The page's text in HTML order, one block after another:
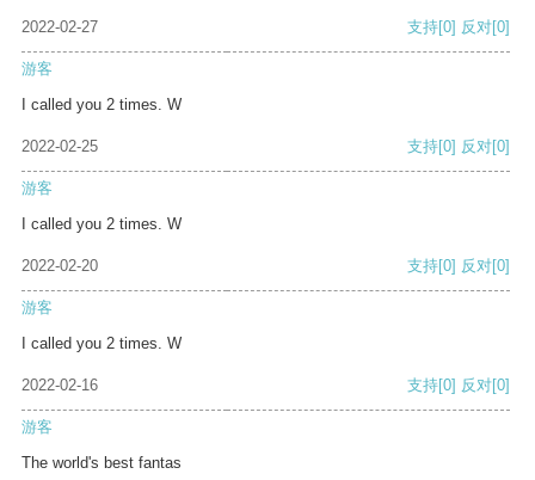
2022-02-27 支持[0] 反对[0]
游客
I called you 2 times. W
2022-02-25 支持[0] 反对[0]
游客
I called you 2 times. W
2022-02-20 支持[0] 反对[0]
游客
I called you 2 times. W
2022-02-16 支持[0] 反对[0]
游客
The world's best fantas